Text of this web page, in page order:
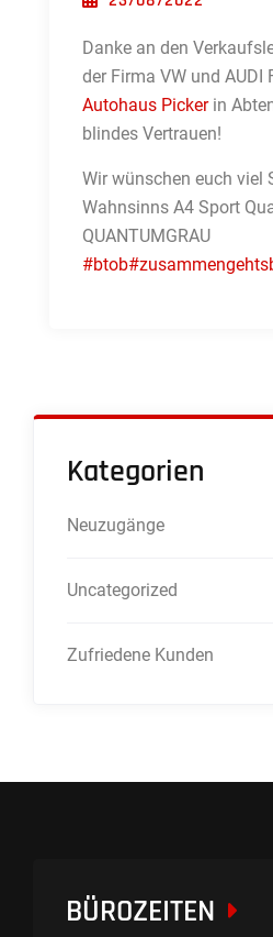
Danke an den
der Firma VW und AUDI
Autohaus Pickerin
blindes Vertrauen!
Wir wünschen euch viel
Wahnsinns A4 Sport
QUANTUMGRAU
#btob
Kategorien
Neuzugänge
Uncategorized
Zufriedene Kunden
BÜROZEITEN